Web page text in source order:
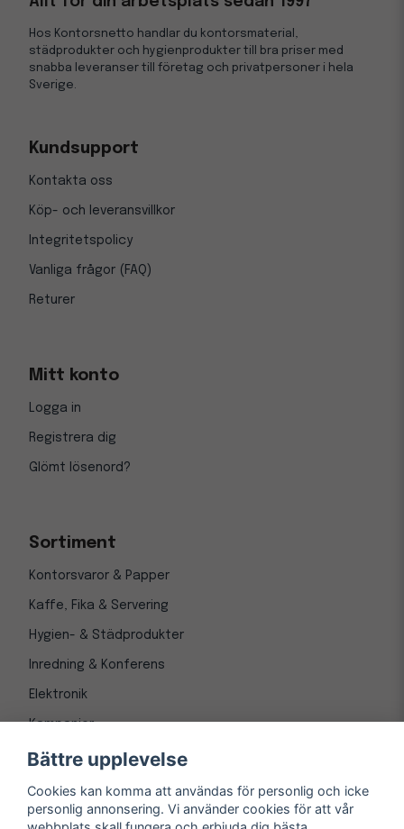
Hos Kontorsnetto handlar du kontorsmaterial,
städprodukter och hygienprodukter till bra priser med
snabba leveranser till företag och privatpersoner i hela
Sverige.
Kundsupport
Kontakta oss
Köp- och leveransvillkor
Integritetspolicy
Vanliga frågor (FAQ)
Returer
Mitt konto
Logga in
Registrera dig
Glömt lösenord?
Sortiment
Kontorsvaror & Papper
Kaffe, Fika & Servering
Hygien- & Städprodukter
Inredning & Konferens
Elektronik
Kampanjer
Bättre upplevelse
Cookies kan komma att användas för personlig och icke
personlig annonsering. Vi använder cookies för att vår